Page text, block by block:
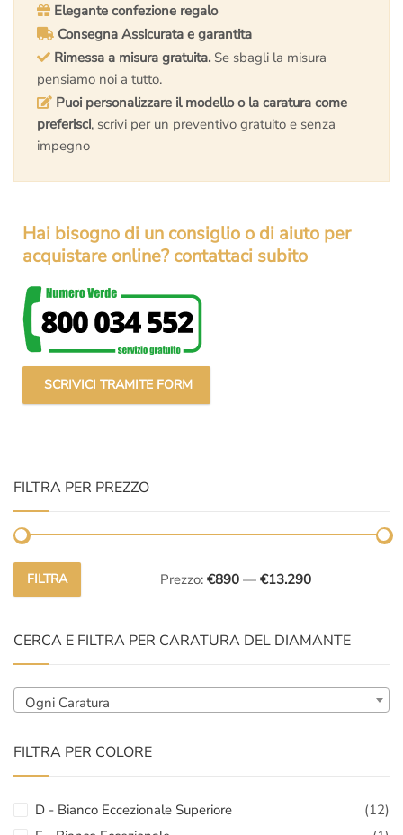
Elegante confezione regalo
Consegna Assicurata e garantita
Rimessa a misura gratuita. Se sbagli la misura
pensiamo noi a tutto.
Puoi personalizzare il modello o la caratura come
preferisci, scrivi per un preventivo gratuito e senza
impegno
Hai bisogno di un consiglio o di aiuto per
acquistare online? contattaci subito
SCRIVICI TRAMITE FORM
FILTRA PER PREZZO
Prezzo
Prezzo
FILTRA Prezzo: €890— €13.290
CERCA E FILTRA PER CARATURA DEL DIAMANTE
Ogni Caratura
FILTRA PER COLORE
D - Bianco Eccezionale Superiore
(12)